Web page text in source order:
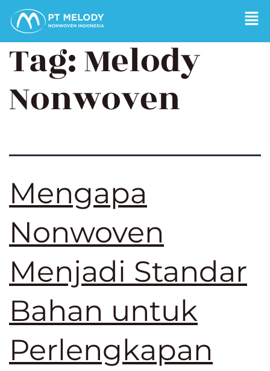
Tag:Melody
Nonwoven
Mengapa
Nonwoven
Menjadi Standar
Bahan untuk
Perlengkapan